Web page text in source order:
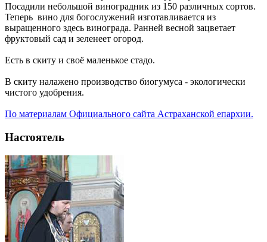
Посадили небольшой виноградник из 150 различных сортов.
Теперь вино для богослужений изготавливается из
выращенного здесь винограда. Ранней весной зацветает
фруктовый сад и зеленеет огород.
Есть в скиту и своё маленькое стадо.
В скиту налажено производство биогумуса - экологически
чистого удобрения.
По материалам Официального сайта Астраханской епархии.
Настоятель